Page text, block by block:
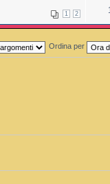
1 2
Ordina per